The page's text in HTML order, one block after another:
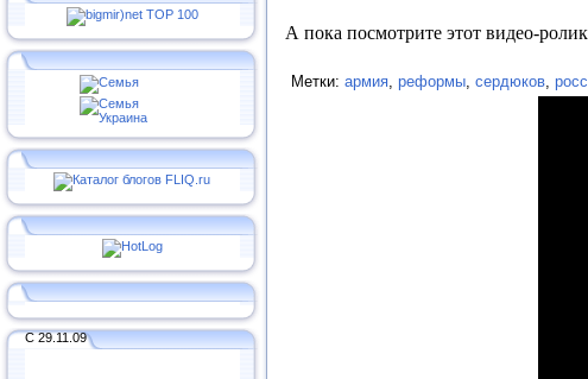
С 29.11.09
А пока посмотрите этот видео-
Метки: армия, реформы, сердюков,